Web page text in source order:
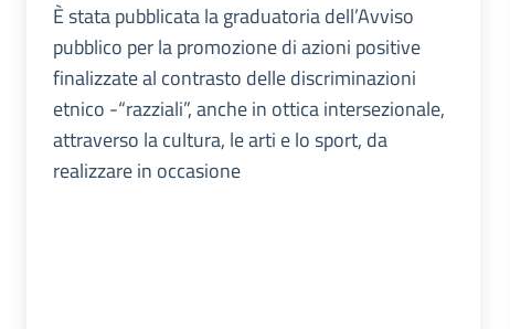
È stata pubblicata la graduatoria dell’Avviso
pubblico per la promozione di azioni positive
finalizzate al contrasto delle discriminazioni
etnico -“razziali”, anche in ottica intersezionale,
attraverso la cultura, le arti e lo sport, da
realizzare in occasione